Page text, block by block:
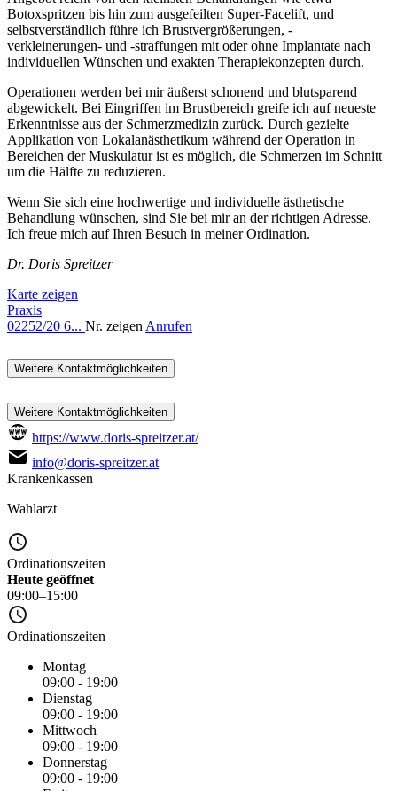
Botoxspritzen bis hin zum ausgefeilten Super-Facelift, und
selbstverständlich führe ich Brustvergrößerungen, -
verkleinerungen- und -straffungen mit oder ohne Implantate nach
individuellen Wünschen und exakten Therapiekonzepten durch.
Operationen werden bei mir äußerst schonend und blutsparend
abgewickelt. Bei Eingriffen im Brustbereich greife ich auf neueste
Erkenntnisse aus der Schmerzmedizin zurück. Durch gezielte
Applikation von Lokalanästhetikum während der Operation in
Bereichen der Muskulatur ist es möglich, die Schmerzen im Schnitt
um die Hälfte zu reduzieren.
Wenn Sie sich eine hochwertige und individuelle ästhetische
Behandlung wünschen, sind Sie bei mir an der richtigen Adresse.
Ich freue mich auf Ihren Besuch in meiner Ordination.
Dr. Doris Spreitzer
Karte zeigen
Praxis
02252/20 6... Nr. zeigen Anrufen
Weitere Kontaktmöglichkeiten
Weitere Kontaktmöglichkeiten
https://www.doris-spreitzer.at/
info@doris-spreitzer.at
Krankenkassen
Wahlarzt
Ordinationszeiten
Heute geöffnet
09:00–15:00
Ordinationszeiten
Montag
09:00 - 19:00
Dienstag
09:00 - 19:00
Mittwoch
09:00 - 19:00
Donnerstag
09:00 - 19:00